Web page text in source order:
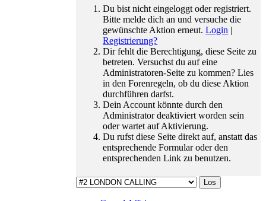
zu feiern.
01.06.26 ›
Zeitsprung
ist da: wir
verabschieden
den Februar
gewinnen
dafür den
Mai 2023.
16.01.26 ›
Wir gehen
auf euer
Feedback
bringen
ebenso
Du bist nicht eingeloggt oder registriert.
Bitte melde dich an und versuche die
gewünschte Aktion erneut.Login |
Registrierung?
Dir fehlt die Berechtigung, diese Seite zu
betreten. Versuchst du auf eine
Administratoren-Seite zu kommen? Lies
in den Forenregeln, ob du diese Aktion
durchführen darfst.
Dein Account könnte durch den
Administrator deaktiviert worden sein
oder wartet auf Aktivierung.
Du rufst diese Seite direkt auf, anstatt das
entsprechende Formular oder den
entsprechenden Link zu benutzen.